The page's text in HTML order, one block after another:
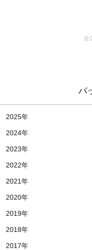
全
バ
2025年
2024年
2023年
2022年
2021年
2020年
2019年
2018年
2017年